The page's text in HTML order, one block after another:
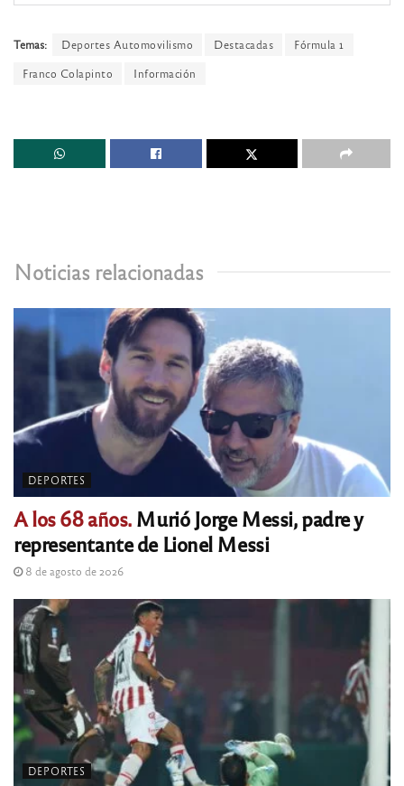
Temas: Deportes Automovilismo Destacadas
Fórmula 1
Franco Colapinto
Información
Noticias relacionadas
DEPORTES
A los 68 años.Murió Jorge Messi, padre y
representante de Lionel Messi
8 de agosto de 2026
DEPORTES